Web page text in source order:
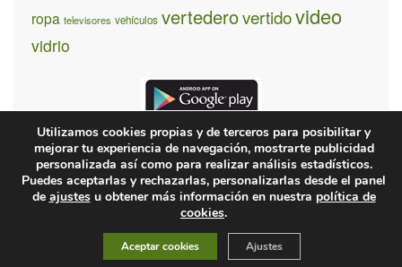
ropa televisores vehículos vertederovertidovideo
vidrio
¿Quiénes somos? Contacto Condiones de uso y privacidad
© 2026 recíclame.info
Utilizamos cookies propias y de terceros para posibilitar y
mejorar tu experiencia de navegación, mostrarte publicidad
personalizada así como para realizar análisis estadísticos.
Puedes aceptarlas y rechazarlas, personalizarlas desde el panel
de ajustesu obtener más información en nuestra política de
cookies.
Aceptar cookies Ajustes